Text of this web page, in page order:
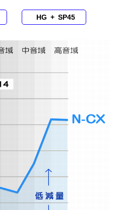
HG + SP45